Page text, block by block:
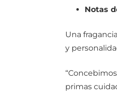
Notas
Una
y
primas